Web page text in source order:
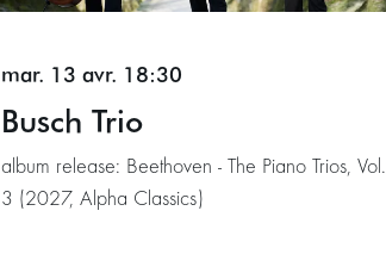
Busch Trio
album release: Beethoven - The Piano Trios, Vol.
3 (2027, Alpha Classics)
mar. 13 avr. 18:30